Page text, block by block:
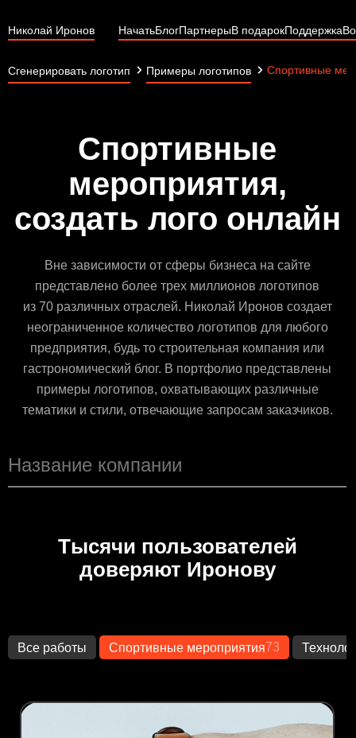
Николай Иронов НачатьБлогПартнерыВ подарокПоддержка
Сгенерировать логотип Примеры логотипов Спортивные
Спортивные
мероприятия,
создать лого онлайн
Вне зависимости от сферы бизнеса на сайте
представлено более трех миллионов логотипов
из 70 различных отраслей. Николай Иронов создает
неограниченное количество логотипов для любого
предприятия, будь то строительная компания или
гастрономический блог. В портфолио представлены
примеры логотипов, охватывающих различные
тематики и стили, отвечающие запросам заказчиков.
Тысячи пользователей
доверяют Иронову
Все работы Спортивные мероприятия73